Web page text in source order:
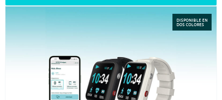
DISPONIBLE EN
DOS COLORES